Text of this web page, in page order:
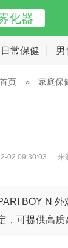
化器
日常保健 男
首页 » 家庭保
02 09:30:03 来
BOY N
，可提供高质